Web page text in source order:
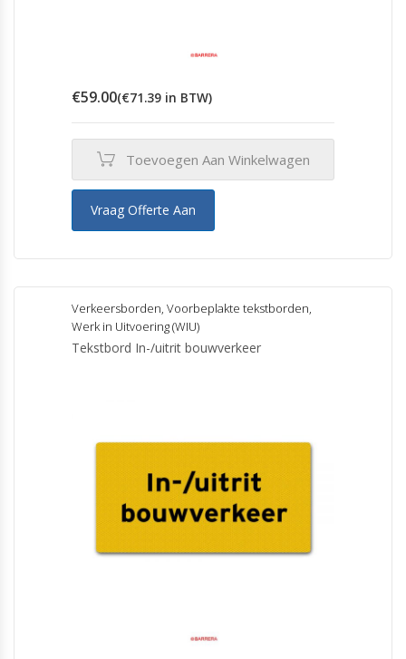
€59.00(€71.39 in BTW)
Toevoegen Aan Winkelwagen
Vraag Offerte Aan
Verkeersborden, Voorbeplakte tekstborden,
Werk in Uitvoering (WIU)
Tekstbord In-/uitrit bouwverkeer